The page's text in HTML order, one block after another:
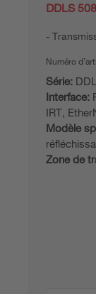
DDLS
Numéro
Série:
Interface:
IRT,
Modèle
Zone de